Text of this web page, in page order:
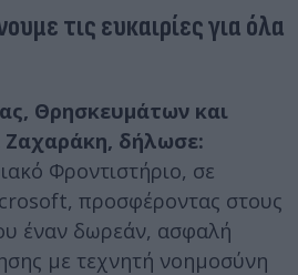
τις ευκαιρίες για όλα
Θρησκευμάτων και
δήλωσε:
Φροντιστήριο, σε
προσφέροντας στους
έναν δωρεάν, ασφαλή
με τεχνητή νοημοσύνη